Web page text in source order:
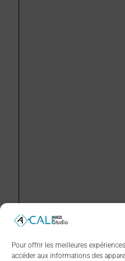
Pour offrir les meilleures
accéder aux informations des